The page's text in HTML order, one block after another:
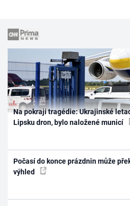
Na pokraji tragédie: Ukrajinské
Lipsku dron, bylo naložené municí
Počasí do konce prázdnin může
výhled